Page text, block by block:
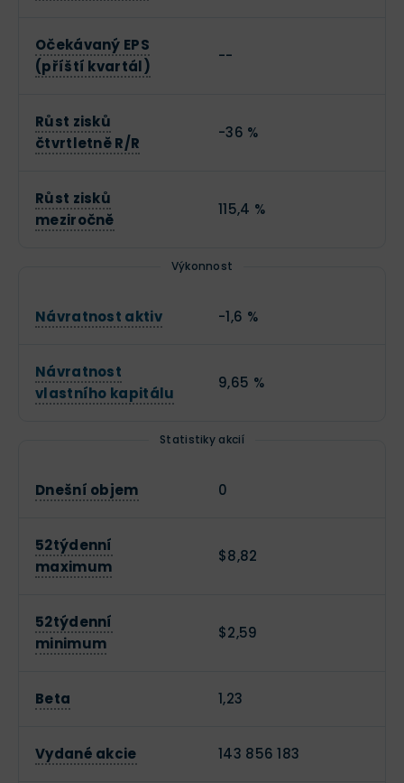
Očekávaný EPS
(příští kvartál)
--
Růst zisků
čtvrtletně R/R
-36 %
Růst zisků
meziročně
115,4 %
Výkonnost
Návratnost aktiv -1,6 %
Návratnost
vlastního kapitálu
9,65 %
Statistiky akcií
Dnešní objem 0
52týdenní
maximum
$8,82
52týdenní
minimum
$2,59
Beta 1,23
Vydané akcie 143 856 183